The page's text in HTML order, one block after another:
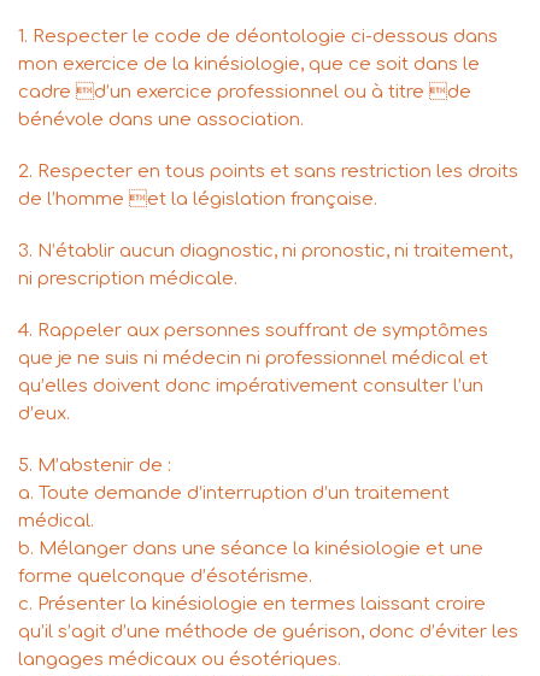
1. Respecter le code de déontologie ci-dessous dans
mon exercice de la kinésiologie, que ce soit dans le
cadre d’un exercice professionnel ou à titre de
bénévole dans une association.
2. Respecter en tous points et sans restriction les droits
de l’homme et la législation française.
3. N’établir aucun diagnostic, ni pronostic, ni traitement,
ni prescription médicale.
4. Rappeler aux personnes souffrant de symptômes
que je ne suis ni médecin ni professionnel médical et
qu’elles doivent donc impérativement consulter l’un
d’eux.
5. M’abstenir de :
a. Toute demande d’interruption d’un traitement
médical.
b. Mélanger dans une séance la kinésiologie et une
forme quelconque d’ésotérisme.
c. Présenter la kinésiologie en termes laissant croire
qu’il s’agit d’une méthode de guérison, donc d’éviter les
langages médicaux ou ésotériques.